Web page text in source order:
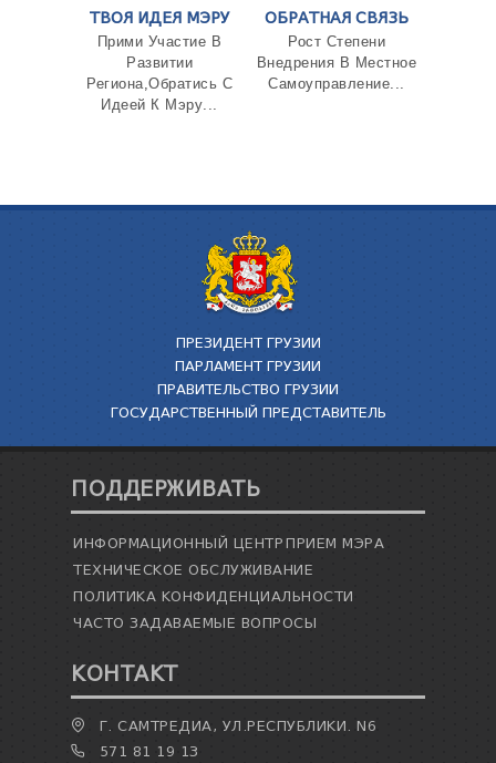
ТВОЯ ИДЕЯ МЭРУ
Прими Участие В
Развитии
Региона,Обратись С
Идеей К Мэру...
ОБРАТНАЯ СВЯЗЬ
Рост Степени
Внедрения В Местное
Самоуправление...
ПРЕЗИДЕНТ ГРУЗИИ
ПАРЛАМЕНТ ГРУЗИИ
ПРАВИТЕЛЬСТВО ГРУЗИИ
ГОСУДАРСТВЕННЫЙ ПРЕДСТАВИТЕЛЬ
ПОДДЕРЖИВАТЬ
ИНФОРМАЦИОННЫЙ ЦЕНТРПРИЕМ МЭРА
ТЕХНИЧЕСКОЕ ОБСЛУЖИВАНИЕ
ПОЛИТИКА КОНФИДЕНЦИАЛЬНОСТИ
ЧАСТО ЗАДАВАЕМЫЕ ВОПРОСЫ
КОНТАКТ
Г. САМТРЕДИА, УЛ.РЕСПУБЛИКИ. N6
571 81 19 13